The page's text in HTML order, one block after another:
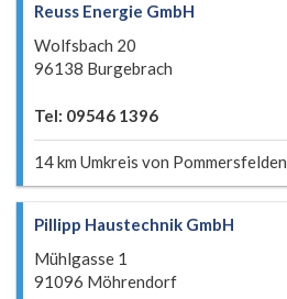
Reuss Energie GmbH
Wolfsbach 20
96138 Burgebrach
Tel: 09546 1396
14 km Umkreis von Pommersfelden
Pillipp Haustechnik GmbH
Mühlgasse 1
91096 Möhrendorf